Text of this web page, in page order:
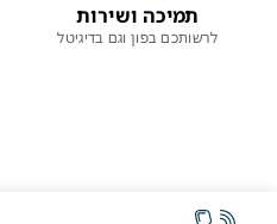
תמיכה ושירות
לרשותכם בפון וגם בדיגיטל